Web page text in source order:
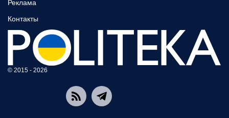
Реклама
Контакты
© 2015 - 2026